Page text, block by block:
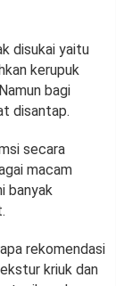
disukai yaitu
kerupuk
bagi
disantap.
secara
macam
banyak
rekomendasi
kriuk dan